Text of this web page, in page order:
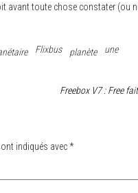
avant toute chose constater (ou
Flixbus planète une
Freebox V7 : Free
indiqués avec*